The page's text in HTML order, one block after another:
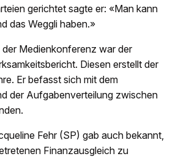
gerichtet sagte er: «Man kann
das Weggli haben.»
Medienkonferenz war der
Diesen erstellt der
Er befasst sich mit dem
der Aufgabenverteilung zwischen
Fehr (SP) gab auch bekannt,
Finanzausgleich zu